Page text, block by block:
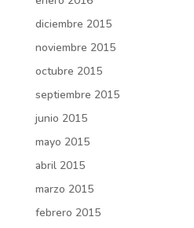
diciembre 2015
noviembre 2015
octubre 2015
septiembre 2015
junio 2015
mayo 2015
abril 2015
marzo 2015
febrero 2015